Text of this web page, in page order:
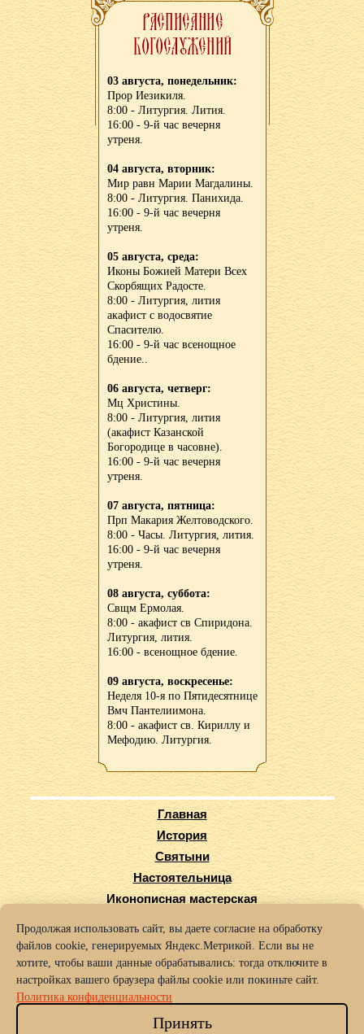
03 августа, понедельник:
Прор Иезикиля.
8:00 - Литургия. Лития.
16:00 - 9-й час вечерня
утреня.
04 августа, вторник:
Мир равн Марии Магдалины.
8:00 - Литургия. Панихида.
16:00 - 9-й час вечерня
утреня.
05 августа, среда:
Иконы Божией Матери Всех
Скорбящих Радосте.
8:00 - Литургия, лития
акафист с водосвятие
Спасителю.
16:00 - 9-й час всенощное
бдение..
06 августа, четверг:
Мц Христины.
8:00 - Литургия, лития
(акафист Казанской
Богородице в часовне).
16:00 - 9-й час вечерня
утреня.
07 августа, пятница:
Прп Макария Желтоводского.
8:00 - Часы. Литургия, лития.
16:00 - 9-й час вечерня
утреня.
08 августа, суббота:
Свщм Ермолая.
8:00 - акафист св Спиридона.
Литургия, лития.
16:00 - всенощное бдение.
09 августа, воскресенье:
Неделя 10-я по Пятидесятнице
Вмч Пантелиимона.
8:00 - акафист св. Кириллу и
Мефодию. Литургия.
Главная
История
Святыни
Настоятельница
Иконописная мастерская
Карта сайта
Заказать требы
© 2016-2025 Архиерейское подворье храма во имя Святых Кирилла
Политика конфиденциальности
Продолжая использовать сайт, вы даете согласие на обработку
файлов cookie, генерируемых Яндекс.Метрикой. Если вы не
хотите, чтобы ваши данные обрабатывались: тогда отключите в
настройках вашего браузера файлы cookie или покиньте сайт.
Политика конфиденциальности
Принять